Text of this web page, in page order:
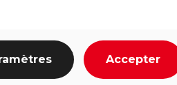
Accepter